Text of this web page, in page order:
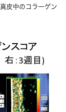
皮中のコラーゲン